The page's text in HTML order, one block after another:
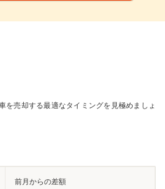
を売却する最適なタイミングを見極めましょ
前月からの差額